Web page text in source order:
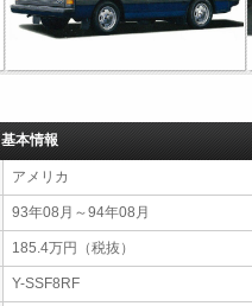
基本情報
アメリカ
93年08月～94年08月
185.4万円（税抜）
Y-SSF8RF